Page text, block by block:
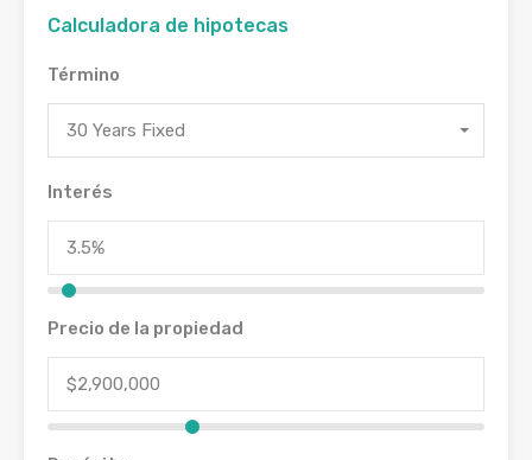
Calculadora de hipotecas
Término
30 Years Fixed
Interés
Precio de la propiedad